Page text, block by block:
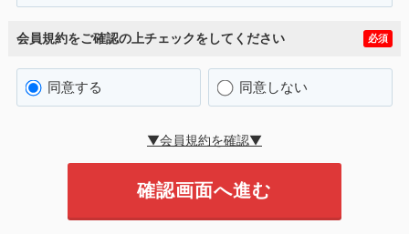
会員規約をご確認の上チェックをしてください 必須
同意する 同意しない
▼会員規約を確認▼